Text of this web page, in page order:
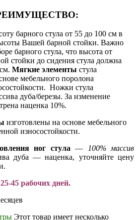
барного стула от 55 до 100 см в
Вашей барной стойки. Важно
барного стула, что высота от
стойки до сидения стула должна
Мягкие элементы стула
мебельного поролона
Ножки стула
дуба/березы. За изменение
наценка 10%.
изготовлены на основе мебельного
износостойкости.
ног стула —
100% массив
дуба — наценка, уточняйте цену
45 рабочих дней.
Этот товар имеет несколько